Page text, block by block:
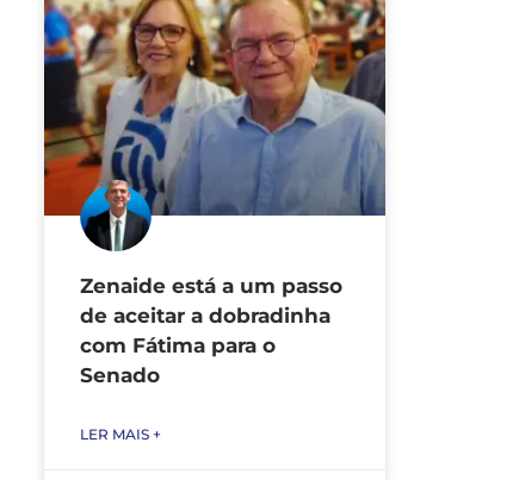
Zenaide está a um passo
de aceitar a dobradinha
com Fátima para o
Senado
LER MAIS +